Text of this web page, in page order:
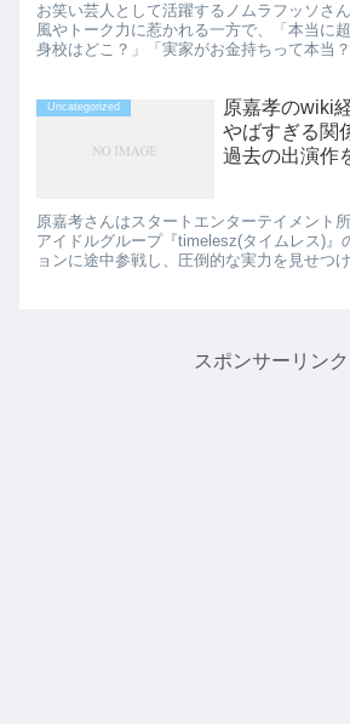
お笑い芸人として活躍するノムラフッソさ
風やトーク力に惹かれる一方で、「本当に
身校はどこ？」「実家がお金持ちって本当
Uncategorized
原嘉孝のwiki
やばすぎる関
過去の出演作
原嘉考さんはスタートエンターテイメント
アイドルグループ『timelesz(タイムレス)』
ョンに途中参戦し、圧倒的な実力を見せつ
スポンサーリンク